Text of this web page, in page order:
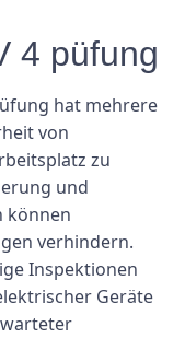
4 püfung
hat mehrere
von
zu
und
können
verhindern.
Inspektionen
Geräte